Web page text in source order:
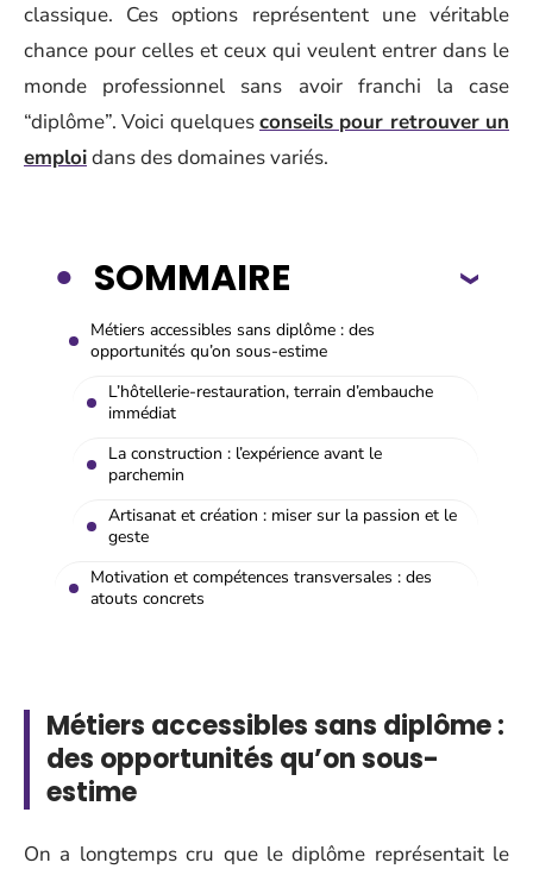
classique. Ces options représentent une véritable
chance pour celles et ceux qui veulent entrer dans le
monde professionnel sans avoir franchi la case
“diplôme”. Voici quelquesconseils pour retrouver un
emploidans des domaines variés.
SOMMAIRE
Métiers accessibles sans diplôme : des
opportunités qu’on sous-estime
L’hôtellerie-restauration, terrain d’embauche
immédiat
La construction : l’expérience avant le
parchemin
Artisanat et création : miser sur la passion et le
geste
Motivation et compétences transversales : des
atouts concrets
Métiers accessibles sans diplôme :
des opportunités qu’on sous-
estime
On a longtemps cru que le diplôme représentait le